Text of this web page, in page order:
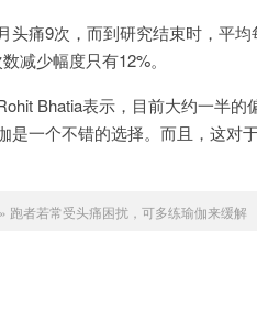
痛9次，而到研究结束时，平均
减少幅度只有12%。
Bhatia表示，目前大约一半的
一个不错的选择。而且，这对
» 跑者若常受头痛困扰，可多练瑜伽来缓解